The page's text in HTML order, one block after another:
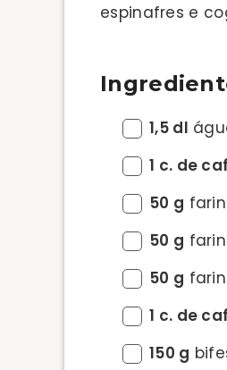
espinafres e
1,5 dl
1 c. de
50 g
50 g
50 g
1 c. de
150 g